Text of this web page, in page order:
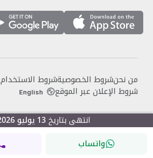
انتهى بتاريخ13 يوليو 2026
واتساب
من نحنشروط الخصوصيةشروط الاستخدام
شروط الإعلان عبر الموقع English